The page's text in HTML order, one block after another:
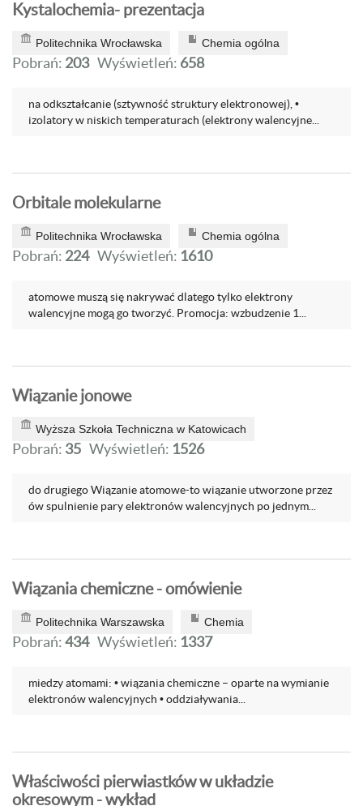
Kystalochemia- prezentacja
Politechnika Wrocławska Chemia ogólna
Pobrań: 203 Wyświetleń: 658
na odkształcanie (sztywność struktury elektronowej), •
izolatory w niskich temperaturach (elektrony walencyjne...
Orbitale molekularne
Politechnika Wrocławska Chemia ogólna
Pobrań: 224 Wyświetleń: 1610
atomowe muszą się nakrywać dlatego tylko elektrony
walencyjne mogą go tworzyć. Promocja: wzbudzenie 1...
Wiązanie jonowe
Wyższa Szkoła Techniczna w Katowicach
Pobrań: 35 Wyświetleń: 1526
do drugiego Wiązanie atomowe-to wiązanie utworzone przez
ów spulnienie pary elektronów walencyjnych po jednym...
Wiązania chemiczne - omówienie
Politechnika Warszawska Chemia
Pobrań:434 Wyświetleń: 1337
miedzy atomami: • wiązania chemiczne – oparte na wymianie
elektronów walencyjnych • oddziaływania...
Właściwości pierwiastków w układzie
okresowym - wykład